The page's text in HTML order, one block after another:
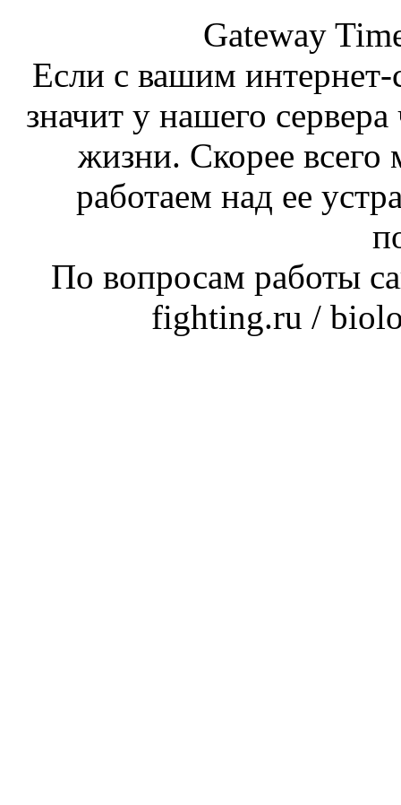
Gateway
Если с вашим интернет-
значит у нашего
жизни. Скорее
работаем над ее
По вопросам работы
fighting.ru /